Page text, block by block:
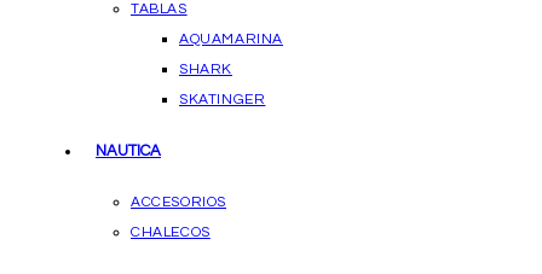
TABLAS
AQUAMARINA
SHARK
SKATINGER
NAUTICA
ACCESORIOS
CHALECOS